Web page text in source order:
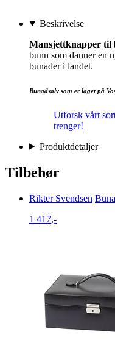
Beskrivelse
Mansjettknapper til
bunn som danner en
bunader i landet.
Bunadsølv som er laget på
Utforsk vårt
trenger!
Produktdetaljer
Tilbehør
Rikter Svendsen
1 417,-